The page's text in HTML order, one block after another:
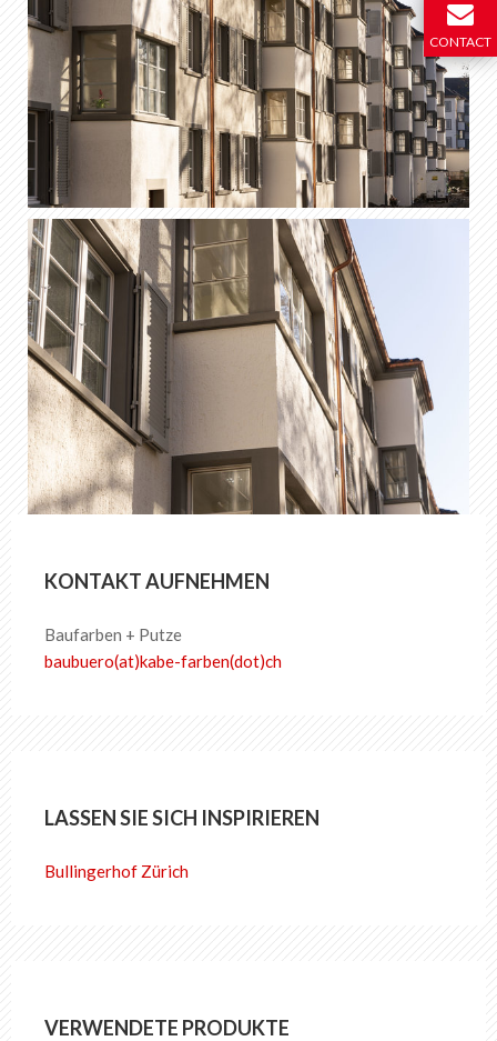
KONTAKT AUFNEHMEN
Baufarben + Putze
baubuero(at)kabe-​farben(dot)ch
LASSEN SIE SICH INSPIRIEREN
Bullingerhof Zürich
VERWENDETE PRODUKTE
CONTACT